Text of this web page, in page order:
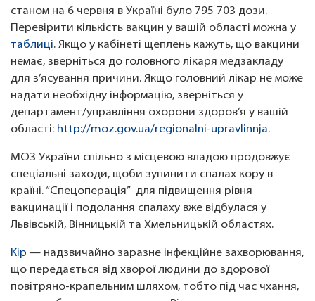
станом на 6 червня в Україні було 795 703 дози.
Перевірити кількість вакцин у вашій області можна у
таблиці. Якщо у кабінеті щеплень кажуть, що вакцини
немає, зверніться до головного лікаря медзакладу
для з’ясування причини. Якщо головний лікар не може
надати необхідну інформацію, зверніться у
департамент/управління охорони здоров’я у вашій
області: http://moz.gov.ua/regionalni-upravlinnja.
МОЗ України спільно з місцевою владою продовжує
спеціальні заходи, щоби зупинити спалах кору в
країні. “Спецоперація” для підвищення рівня
вакцинації і подолання спалаху вже відбулася у
Львівській, Вінницькій та Хмельницькій областях.
Кір — надзвичайно заразне інфекційне захворювання,
що передається від хворої людини до здорової
повітряно-крапельним шляхом, тобто під час чхання,